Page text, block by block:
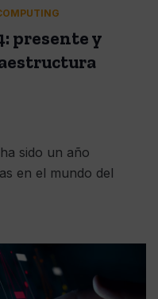
presente y
sido un año
en el mundo del